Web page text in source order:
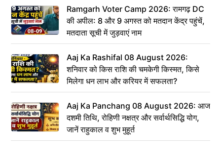
Ramgarh Voter Camp 2026: रामगढ़ DC
की अपील: 8 और 9 अगस्त को मतदान केंद्र पहुंचें,
मतदाता सूची में जुड़वाएं नाम
Aaj Ka Rashifal 08 August 2026:
शनिवार को किस राशि की चमकेगी किस्मत, किसे
मिलेगा धन लाभ और करियर में सफलता?
Aaj Ka Panchang 08 August 2026: आज
दशमी तिथि, रोहिणी नक्षत्र और सर्वार्थसिद्धि योग,
जानें राहुकाल व शुभ मुहूर्त